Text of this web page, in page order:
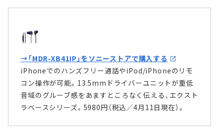
→「MDR-XB41IP」をソニーストアで購入する
iPhoneでのハンズフリー通話やiPod/iPhoneのリモ
コン操作が可能。13.5mmドライバーユニットが重低
音域のグルーブ感をあますところなく伝える、エクスト
ラベースシリーズ。5980円（税込／4月11日現在）。